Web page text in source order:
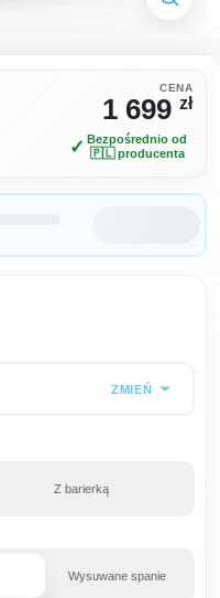
CENA
1 699 zł
✓ Bezpośrednio od
🇵🇱 producenta
ZMIEŃ
Z barierką
Wysuwane spanie